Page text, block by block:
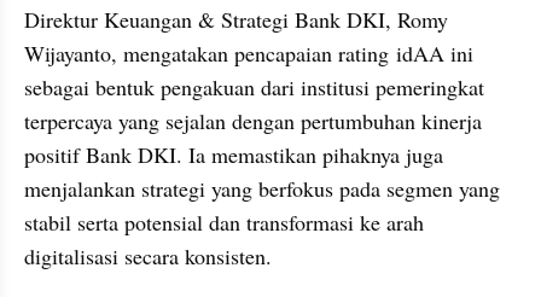
Direktur Keuangan & Strategi Bank DKI, Romy
Wijayanto, mengatakan pencapaian rating idAA ini
sebagai bentuk pengakuan dari institusi pemeringkat
terpercaya yang sejalan dengan pertumbuhan kinerja
positif Bank DKI. Ia memastikan pihaknya juga
menjalankan strategi yang berfokus pada segmen yang
stabil serta potensial dan transformasi ke arah
digitalisasi secara konsisten.